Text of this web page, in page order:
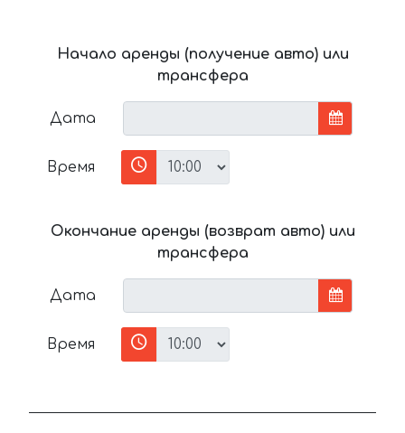
Начало аренды (получение авто) или
трансфера
Дата
Время
Окончание аренды (возврат авто) или
трансфера
Дата
Время